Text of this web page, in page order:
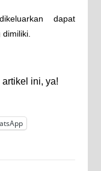
dapat
ini, ya!